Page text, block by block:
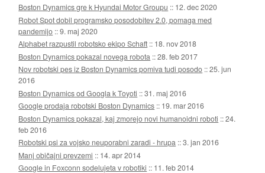
Boston Dynamics gre k Hyundai Motor Groupu :: 12. dec 2020
Robot Spot dobil programsko posodobitev 2.0, pomaga med
pandemijo ::9. maj 2020
Alphabet razpustil robotsko ekipo Schaft :: 18. nov 2018
Boston Dynamics pokazal novega robota ::28. feb 2017
Nov robotski pes iz Boston Dynamics pomiva tudi posodo ::25. jun
2016
Boston Dynamics od Googla k Toyoti ::31. maj 2016
Google prodaja robotski Boston Dynamics :: 19. mar 2016
Boston Dynamics pokazal, kaj zmorejo novi humanoidni roboti ::24.
feb 2016
Robotski psi za vojsko neuporabni zaradi - hrupa ::3. jan 2016
Manj običajni prevzemi :: 14. apr 2014
Google in Foxconn sodelujeta v robotiki :: 11. feb 2014